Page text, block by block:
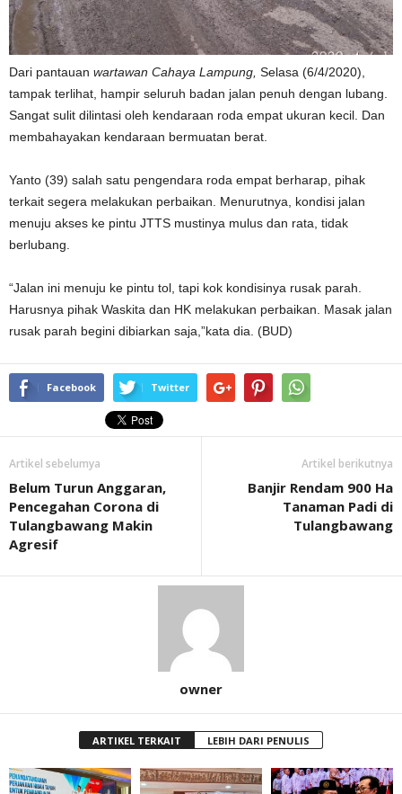
Dari pantauan wartawan Cahaya Lampung, Selasa (6/4/2020),
tampak terlihat, hampir seluruh badan jalan penuh dengan lubang.
Sangat sulit dilintasi oleh kendaraan roda empat ukuran kecil. Dan
membahayakan kendaraan bermuatan berat.
Yanto (39) salah satu pengendara roda empat berharap, pihak
terkait segera melakukan perbaikan. Menurutnya, kondisi jalan
menuju akses ke pintu JTTS mustinya mulus dan rata, tidak
berlubang.
“Jalan ini menuju ke pintu tol, tapi kok kondisinya rusak parah.
Harusnya pihak Waskita dan HK melakukan perbaikan. Masak jalan
rusak parah begini dibiarkan saja,”kata dia. (BUD)
Facebook Twitter
Artikel sebelumya
Belum Turun Anggaran,
Pencegahan Corona di
Tulangbawang Makin
Agresif
Artikel berikutnya
Banjir Rendam 900 Ha
Tanaman Padi di
Tulangbawang
owner
ARTIKEL TERKAIT LEBIH DARI PENULIS